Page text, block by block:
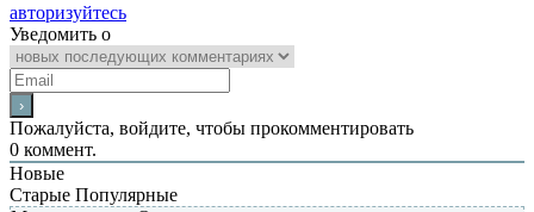
авторизуйтесь
Уведомить о
Пожалуйста, войдите, чтобы прокомментировать
0 коммент.
Новые
Старые Популярные